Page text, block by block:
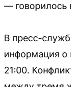
— говорилось
В пресс-
информация о
21:00.